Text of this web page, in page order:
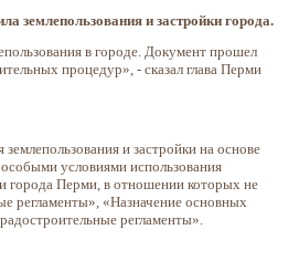
землепользования и застройки города.
в городе. Документ прошел
процедур», - сказал глава Перми
и застройки на основе
условиями использования
города Перми, в отношении которых не
регламенты», «Назначение основных
регламенты».